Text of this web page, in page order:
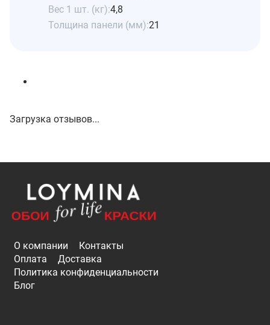
Вес 1 шт. (кг):4,8
Толщина панели (мм):21
Загрузка отзывов...
О компании
Контакты
Оплата
Доставка
Политика конфиденциальности
Блог